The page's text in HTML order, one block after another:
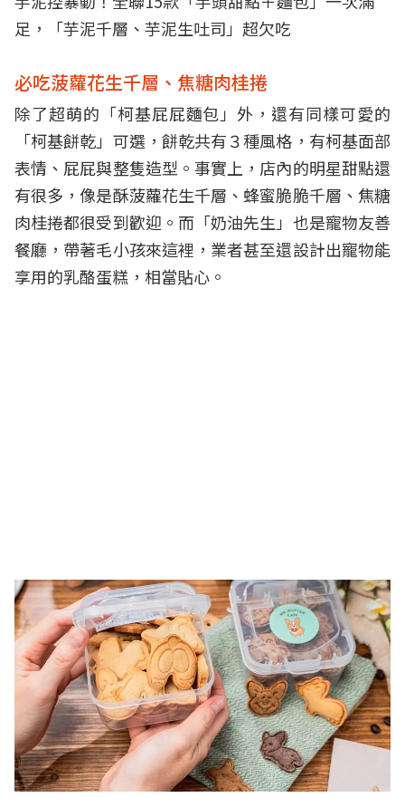
足，「芋泥千層、芋泥生吐司」超欠吃
必吃菠蘿花生千層、焦糖肉桂捲
除了超萌的「柯基屁屁麵包」外，還有同樣可愛的
「柯基餅乾」可選，餅乾共有３種風格，有柯基面部
表情、屁屁與整隻造型。事實上，店內的明星甜點還
有很多，像是酥菠蘿花生千層、蜂蜜脆脆千層、焦糖
肉桂捲都很受到歡迎。而「奶油先生」也是寵物友善
餐廳，帶著毛小孩來這裡，業者甚至還設計出寵物能
享用的乳酪蛋糕，相當貼心。